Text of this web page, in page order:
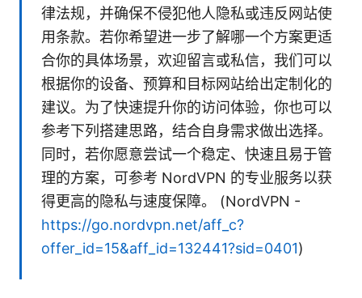
律法规，并确保不侵犯他人隐私或违反网站使
用条款。若你希望进一步了解哪一个方案更适
合你的具体场景，欢迎留言或私信，我们可以
根据你的设备、预算和目标网站给出定制化的
建议。为了快速提升你的访问体验，你也可以
参考下列搭建思路，结合自身需求做出选择。
同时，若你愿意尝试一个稳定、快速且易于管
理的方案，可参考 NordVPN 的专业服务以获
得更高的隐私与速度保障。 (NordVPN -
https://go.nordvpn.net/aff_c?
offer_id=15&aff_id=132441?sid=0401)